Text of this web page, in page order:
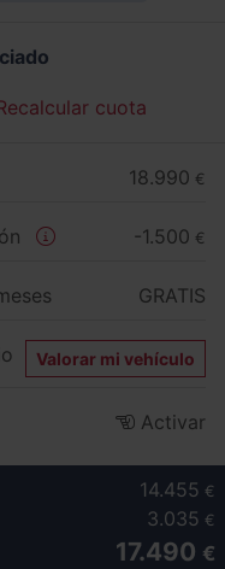
cuota
18.990 €
-1.500 €
GRATIS
Valorar mi vehículo
Activar
14.455 €
3.035 €
17.490 €